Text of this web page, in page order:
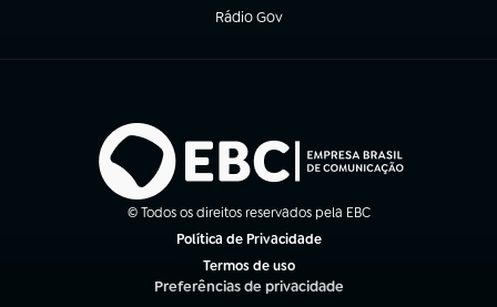
Rádio Gov
(abre em nova aba)
© Todos os direitos reservados pela EBC
Política de Privacidade
Termos de uso
(abre em nova aba)
Preferências de privacidade